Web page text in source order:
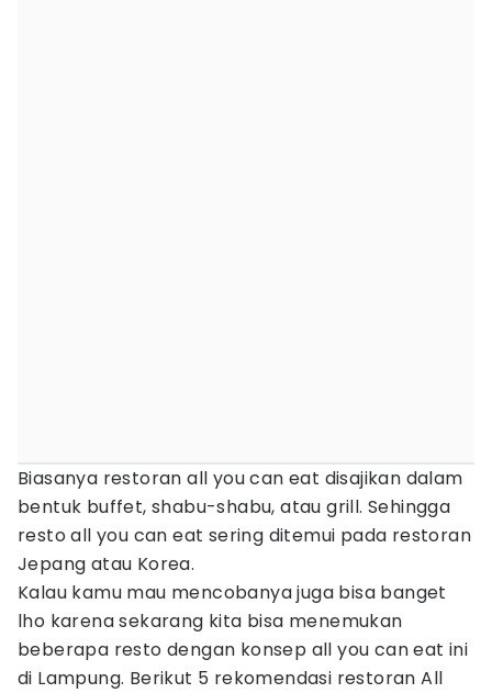
Biasanya restoran all you can eat disajikan dalam
bentuk buffet, shabu-shabu, atau grill. Sehingga
resto all you can eat sering ditemui pada restoran
Jepang atau Korea.
Kalau kamu mau mencobanya juga bisa banget
lho karena sekarang kita bisa menemukan
beberapa resto dengan konsep all you can eat ini
di Lampung. Berikut 5 rekomendasi restoran All